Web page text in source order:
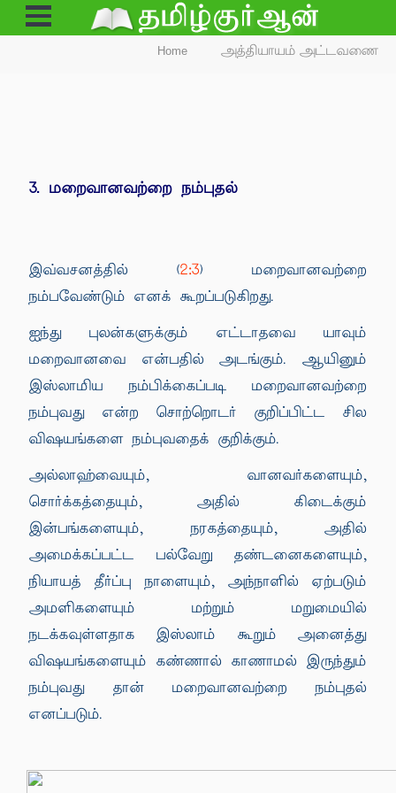
Open
Menu
Home அத்தியாயம் அட்டவணை
3. மறைவானவற்றை நம்புதல்
இவ்வசனத்தில் (2:3) மறைவானவற்றை
நம்பவேண்டும் எனக் கூறப்படுகிறது.
ஐந்து புலன்களுக்கும் எட்டாதவை யாவும்
மறைவானவை என்பதில் அடங்கும். ஆயினும்
இஸ்லாமிய நம்பிக்கைப்படி மறைவானவற்றை
நம்புவது என்ற சொற்றொடர் குறிப்பிட்ட சில
விஷயங்களை நம்புவதைக் குறிக்கும்.
அல்லாஹ்வையும், வானவர்களையும்,
சொர்க்கத்தையும், அதில் கிடைக்கும்
இன்பங்களையும், நரகத்தையும், அதில்
அமைக்கப்பட்ட பல்வேறு தண்டனைகளையும்,
நியாயத் தீர்ப்பு நாளையும், அந்நாளில் ஏற்படும்
அமளிகளையும் மற்றும் மறுமையில்
நடக்கவுள்ளதாக இஸ்லாம் கூறும் அனைத்து
விஷயங்களையும் கண்ணால் காணாமல் இருந்தும்
நம்புவது தான் மறைவானவற்றை நம்புதல்
எனப்படும்.